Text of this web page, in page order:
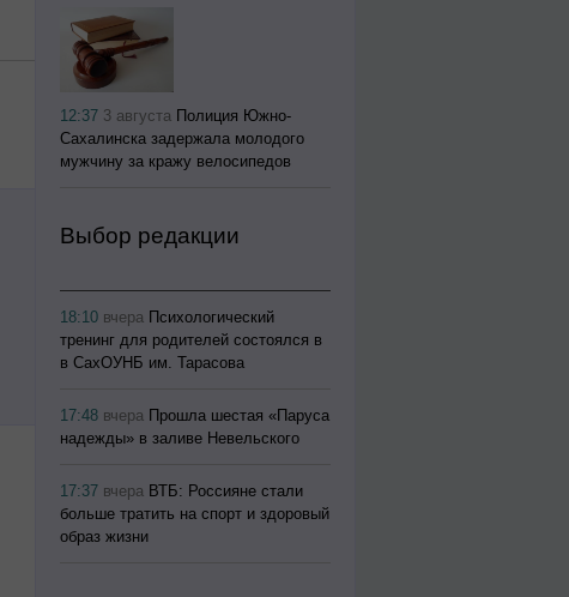
12:37 3 августа Полиция Южно-
Сахалинска задержала молодого
мужчину за кражу велосипедов
Выбор редакции
18:10 вчера Психологический
тренинг для родителей состоялся в
в СахОУНБ им. Тарасова
17:48 вчера Прошла шестая «Паруса
надежды» в заливе Невельского
17:37 вчера ВТБ: Россияне стали
больше тратить на спорт и здоровый
образ жизни